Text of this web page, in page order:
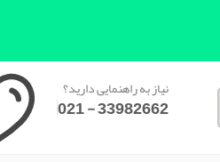
نیاز به راهنمایی دارید؟
33982662 - 021